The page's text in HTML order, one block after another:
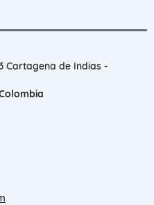
Cartagena de Indias -